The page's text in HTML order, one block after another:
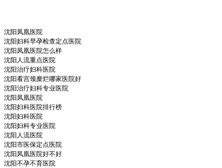
沈阳凤凰医院
沈阳妇科早孕检查定点医院
沈阳凤凰医院怎么样
沈阳人流重点医院
沈阳治疗妇科医院
沈阳看宫颈糜烂哪家医院好
沈阳治疗妇科专业医院
沈阳凤凰医院
沈阳妇科医院排行榜
沈阳妇科医院
沈阳妇科专业医院
沈阳人流医院
沈阳市医保定点医院
沈阳凤凰医院好不好
沈阳不孕不育医院